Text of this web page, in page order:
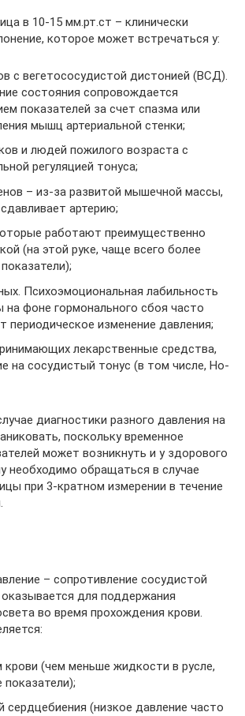
в 10-15 мм.рт.ст – клинически
которое может встречаться у:
с вегетососудистой дистонией (ВСД).
состояния сопровождается
показателей за счет спазма или
мышц артериальной стенки;
и людей пожилого возраста с
регуляцией тонуса;
– из-за развитой мышечной массы,
артерию;
работают преимущественно
(на этой руке, чаще всего более
Психоэмоциональная лабильность
фоне гормонального сбоя часто
периодическое изменение давления;
лекарственные средства,
на сосудистый тонус (в том числе, Но-
диагностики разного давления на
поскольку временное
может возникнуть и у здорового
необходимо обращаться в случае
при 3-кратном измерении в течение
– сопротивление сосудистой
для поддержания
во время прохождения крови.
(чем меньше жидкости в русле,
показатели);
сердцебиения (низкое давление часто